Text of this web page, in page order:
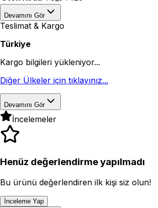
Devamını Gör
Teslimat & Kargo
Türkiye
Kargo bilgileri yükleniyor...
Diğer Ülkeler için tıklayınız...
Devamını Gör
İncelemeler
Henüz değerlendirme yapılmadı
Bu ürünü değerlendiren ilk kişi siz olun!
İnceleme Yap